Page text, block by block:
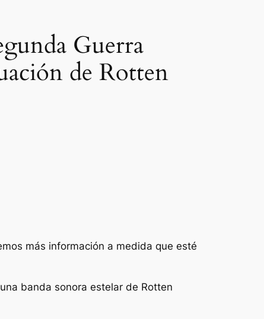
Guerra
de Rotten
más información a medida que esté
banda sonora estelar de Rotten